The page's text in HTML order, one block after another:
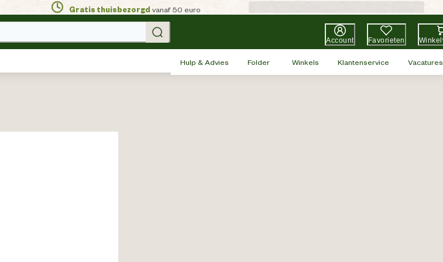
Gratis thuisbezorgd vanaf 50 euro
Account Favorieten
Hulp & Advies Folder Winkels Klantenservice Vacatures